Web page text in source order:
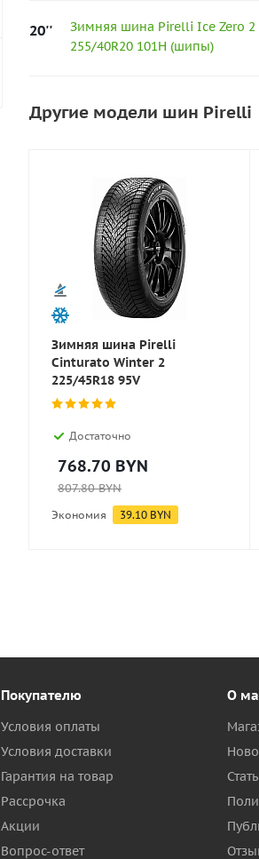
20''
Зимняя шина Pirelli Ice Zero 2
255/40R20 101H (шипы)
Другие модели шин Pirelli
Зимняя шина Pirelli
Cinturato Winter 2
225/45R18 95V
Достаточно
768.70 BYN
807.80BYN
Экономия 39.10 BYN
Покупателю
Условия оплаты
Условия доставки
Гарантия на товар
Рассрочка
Акции
Вопрос-ответ
О